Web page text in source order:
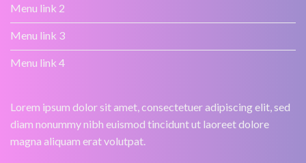
Menu link 2
Menu link 3
Menu link 4
Lorem ipsum dolor sit amet, consectetuer adipiscing elit, sed
diam nonummy nibh euismod tincidunt ut laoreet dolore
magna aliquam erat volutpat.